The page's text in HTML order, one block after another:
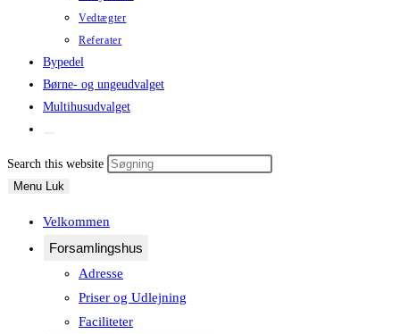
Vedtægter
Referater
Bypedel
Børne- og ungeudvalget
Multihusudvalget
search
Search this website
Menu Luk
Velkommen
Forsamlingshus
Adresse
Priser og Udlejning
Faciliteter